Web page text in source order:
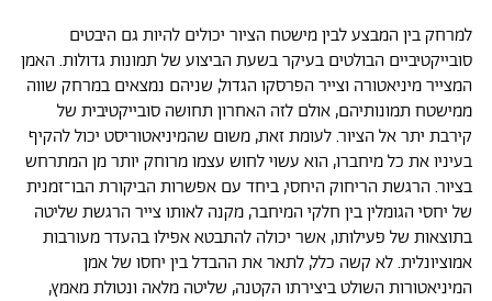
למרחק בין המבצע לבין מישטח הציור יכולים להיות גם היבטים
סובייקטיביים הבולטים בעיקר בשעת הביצוע של תמונות גדולות. האמן
המצייר מיניאטורה וצייר הפרסקו הגדול, שניהם נמצאים במרחק שווה
ממישטח תמונותיהם, אולם לזה האחרון תחושה סובייקטיבית של
קירבת יתר אל הציור. לעומת זאת, משום שהמיניאטוריסט יכול להקיף
בעיניו את כל מיחברו, הוא עשוי לחוש עצמו מרוחק יותר מן המתרחש
בציור. הרגשת הריחוק היחסי, ביחד עם אפשרות הביקורת הבו־זמנית
של יחסי הגומלין בין חלקי המיחבר, מקנה לאותו צייר הרגשת שליטה
בתוצאות של פעילותו, אשר יכולה להתבטא אפילו בהעדר מעורבות
אמוציונלית. לא קשה כלל, לתאר את ההבדל בין יחסו של אמן
המיניאטורות השולט ביצירתו הקטנה, שליטה מלאה ונטולת מאמץ,